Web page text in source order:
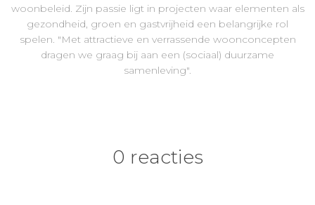
woonbeleid. Zijn passie ligt in projecten waar elementen als
gezondheid, groen en gastvrijheid een belangrijke rol
spelen. "Met attractieve en verrassende woonconcepten
dragen we graag bij aan een (sociaal) duurzame
samenleving".
0 reacties